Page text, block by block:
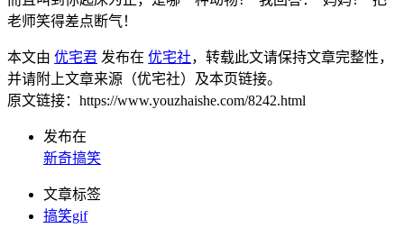
老师笑得差点断气！
本文由 优宅君 发布在 优宅社，转载此文请保持文章完整性，
并请附上文章来源（优宅社）及本页链接。
原文链接：https://www.youzhaishe.com/8242.html
发布在
新奇搞笑
文章标签
搞笑gif